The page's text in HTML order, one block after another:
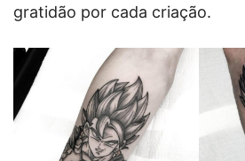
gratidão por cada criação.